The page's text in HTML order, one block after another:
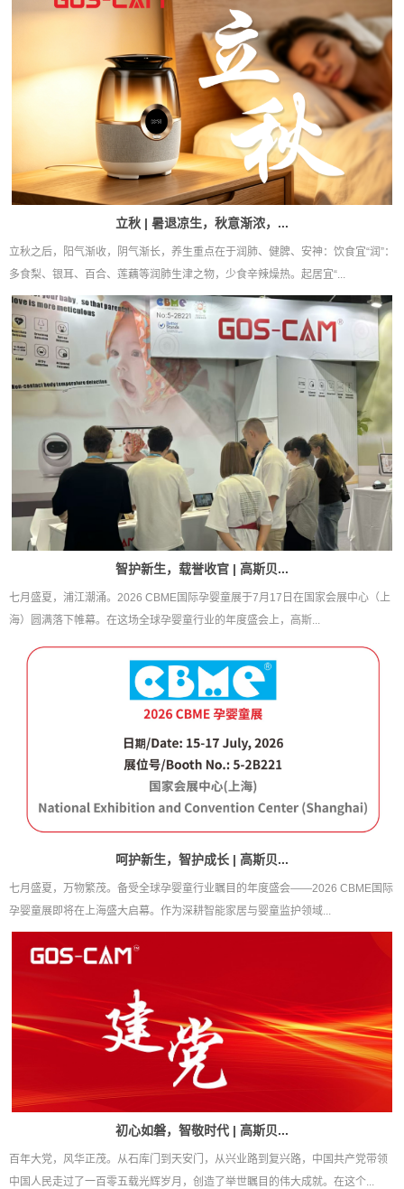
立秋 | 暑退凉生，秋意渐浓，...
立秋之后，阳气渐收，阴气渐长，养生重点在于润肺、健脾、安神：饮食宜“润”：
多食梨、银耳、百合、莲藕等润肺生津之物，少食辛辣燥热。起居宜“...
智护新生，载誉收官 | 高斯贝...
七月盛夏，浦江潮涌。2026 CBME国际孕婴童展于7月17日在国家会展中心（上
海）圆满落下帷幕。在这场全球孕婴童行业的年度盛会上，高斯...
呵护新生，智护成长 | 高斯贝...
七月盛夏，万物繁茂。备受全球孕婴童行业瞩目的年度盛会——2026 CBME国际
孕婴童展即将在上海盛大启幕。作为深耕智能家居与婴童监护领域...
初心如磐，智敬时代 | 高斯贝...
百年大党，风华正茂。从石库门到天安门，从兴业路到复兴路，中国共产党带领
中国人民走过了一百零五载光辉岁月，创造了举世瞩目的伟大成就。在这个...